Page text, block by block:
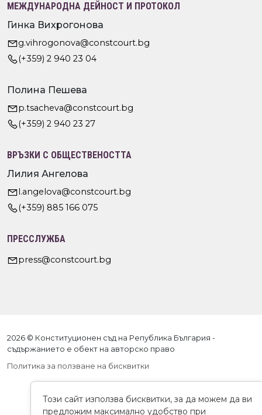
МЕЖДУНАРОДНА ДЕЙНОСТ И ПРОТОКОЛ
Гинка Вихрогонова
g.vihrogonova@constcourt.bg
(+359) 2 940 23 04
Полина Пешева
p.tsacheva@constcourt.bg
(+359) 2 940 23 27
ВРЪЗКИ С ОБЩЕСТВЕНОСТТА
Лилия Ангелова
l.angelova@constcourt.bg
(+359) 885 166 075
ПРЕССЛУЖБА
press@constcourt.bg
2026 © Конституционен съд на Република България -
съдържанието е обект на авторско право
Политика за ползване на бисквитки
Този сайт използва бисквитки, за да можем да ви
предложим максимално удобство при